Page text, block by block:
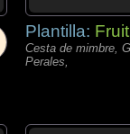
Plantilla:
Cesta de mimbre,
Perales,